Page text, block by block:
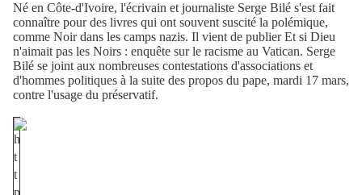
Né en Côte-d'Ivoire, l'écrivain et journaliste Serge Bilé s'est fait
connaître pour des livres qui ont souvent suscité la polémique,
comme Noir dans les camps nazis. Il vient de publier Et si Dieu
n'aimait pas les Noirs : enquête sur le racisme au Vatican. Serge
Bilé se joint aux nombreuses contestations d'associations et
d'hommes politiques à la suite des propos du pape, mardi 17 mars,
contre l'usage du préservatif.